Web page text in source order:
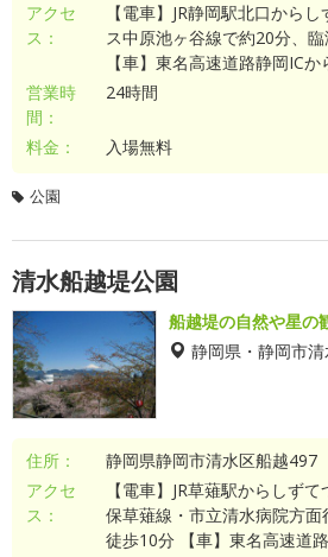
アクセ
ス：
【電車】JR静岡駅北口から
ス中原池ヶ谷線で約20分、
【車】東名高速道路静岡IC
営業時
間：
24時間
料金： 入場無料
公園
清水船越堤公園
船越堤の自然や星の
静岡県・静岡市清
住所：
静岡県静岡市清水区船越497
アクセ
ス：
【電車】JR草薙駅からしず
保草薙線・市立清水病院方
徒歩10分 【車】東名高速道